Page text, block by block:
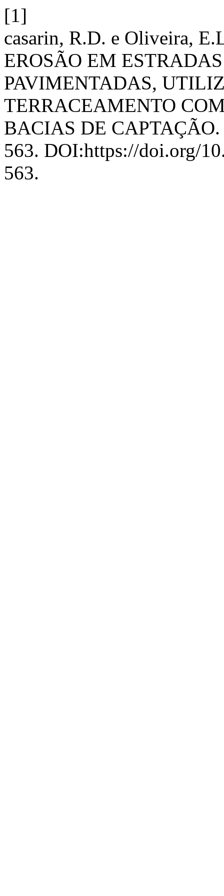
[1]
casarin, R.D. e Oliveira,
EROSÃO EM
PAVIMENTADAS,
TERRACEAMENTO
BACIAS DE
563. DOI:https://doi.org/
563.